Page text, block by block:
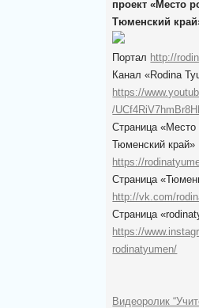
проект «Место
Тюменский
Портал http://
Канал «Rodina
https://
/
Cтраница
Тюменский край»
https://
Cтраница
http://vk.com/
Cтраница
https://
rodinatyumen/
Видеоролик